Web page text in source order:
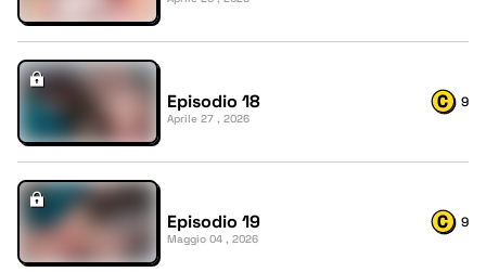
Episodio 18
Aprile 27 , 2026
9
Episodio 19
Maggio 04 , 2026
9